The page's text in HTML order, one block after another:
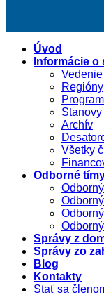
Úvod
Informácie o
Regióny
Program
Stanovy
Archív
Všetky
Odborné
Správy z
Správy zo
Blog
Kontakty
Stať sa